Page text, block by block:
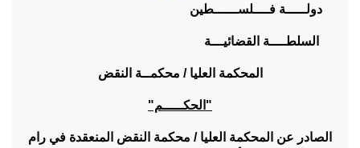
دولـــــة فــــلســــــطين
السلطــــة القضائيـــة
المحكمة العليا / محكمــة النقض
"الحكـــــم"
الصادر عن المحكمة العليا / محكمة النقض المنعقدة في رام